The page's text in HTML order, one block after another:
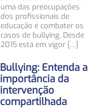
uma das preocupações
dos profissionais de
educação é combater os
casos de bullying. Desde
2015 está em vigor […]
Bullying: Entenda a
importância da
intervenção
compartilhada